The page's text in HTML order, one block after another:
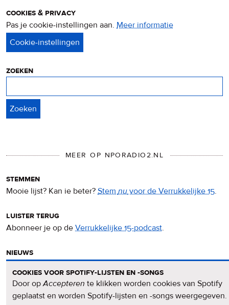
cookies & privacy
Pas je cookie-instellingen aan. Meer informatie
zoeken
MEER OP NPORADIO2.NL
stemmen
Mooie lijst? Kan ie beter? Stemnuvoor de Verrukkelijke 15.
luister terug
Abonneer je op de Verrukkelijke 15-podcast.
nieuws
nieuwsbrief
Meld je aan voor deVerrukkelijke 15-nieuwsbrief.
cookies voor spotify-lijsten en -songs
Door opAccepteren te klikken worden cookies van Spotify
geplaatst en worden Spotify-lijsten en -songs weergegeven.